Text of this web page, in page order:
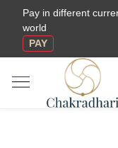
Pay in different
world
PAY